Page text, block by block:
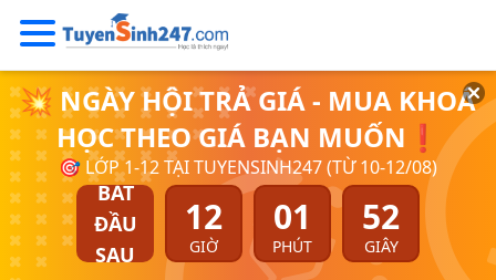
💥 NGÀY HỘI TRẢ GIÁ - MUA KHOÁ
HỌC THEO GIÁ BẠN MUỐN❗
🎯 LỚP 1-12 TẠI TUYENSINH247 (TỪ 10-12/08)
BẮT
ĐẦU
SAU
12
GIỜ
01
PHÚT
52
GIÂY